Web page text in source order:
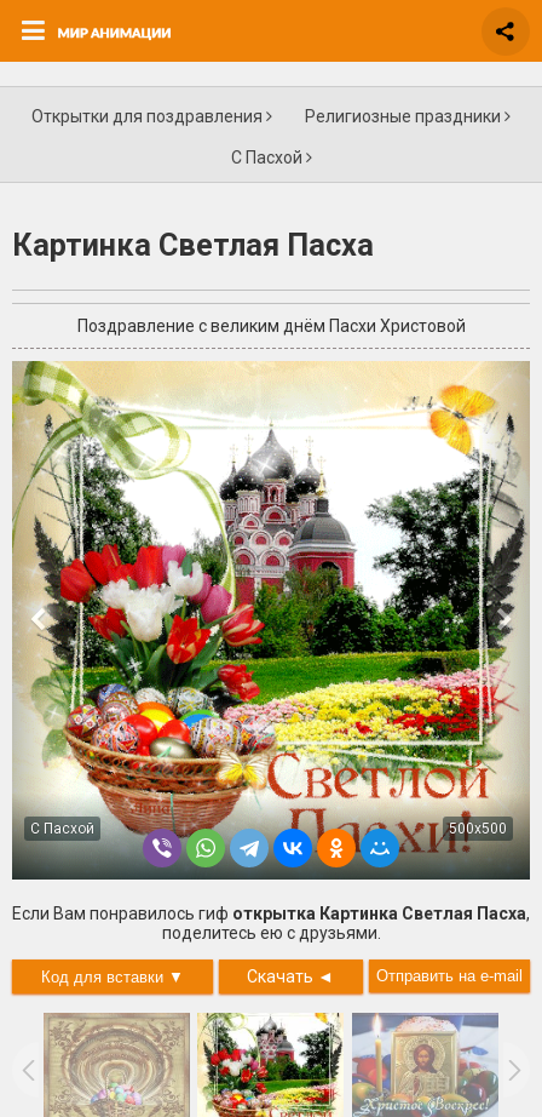
Открытки для поздравления Религиозные праздники
С Пасхой
Картинка Светлая Пасха
Поздравление с великим днём Пасхи Христовой
+1
С Пасхой 500x500
Если Вам понравилось гиф открытка Картинка Светлая Пасха,
поделитесь ею с друзьями.
Скачать ◄